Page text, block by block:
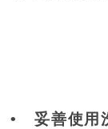
• 妥善使用